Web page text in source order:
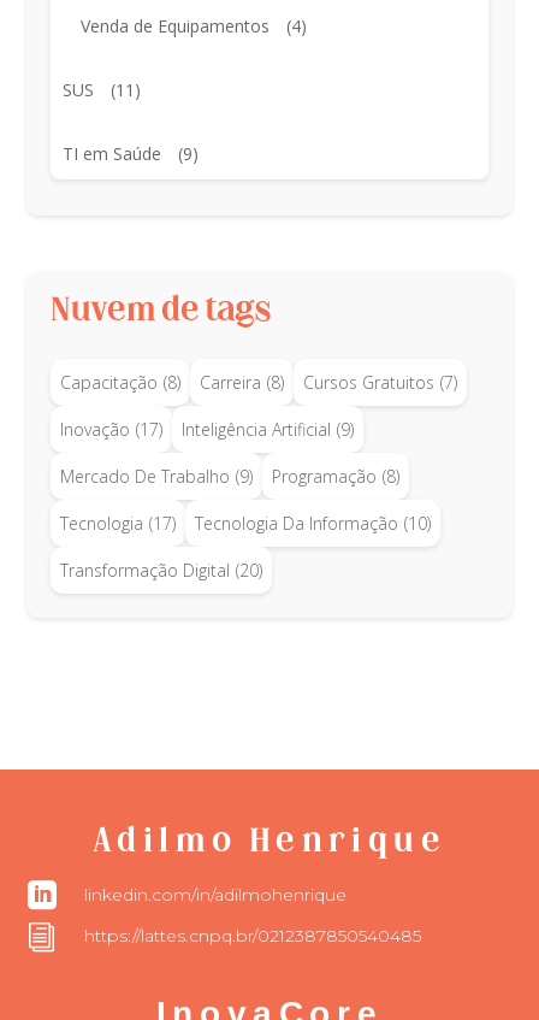
Venda de Equipamentos (4)
SUS (11)
TI em Saúde (9)
Nuvem de tags
Capacitação (8) Carreira (8) Cursos Gratuitos (7)
Inovação (17) Inteligência Artificial (9)
Mercado De Trabalho (9) Programação (8)
Tecnologia (17) Tecnologia Da Informação (10)
Transformação Digital (20)
Adilmo Henrique
 linkedin.com/in/adilmohenrique
i https://lattes.cnpq.br/0212387850540485